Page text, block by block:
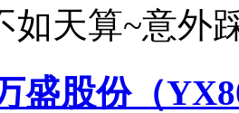
如天算~意外
盛股份（